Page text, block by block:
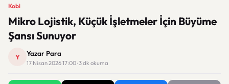
Kobi
Mikro Lojistik, Küçük İşletmeler İçin Büyüme
Şansı Sunuyor
Y Yazar Para
17 Nisan 2026 17:00 · 3 dk okuma